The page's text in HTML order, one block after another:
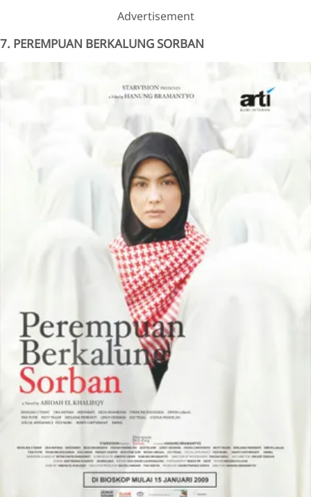
Advertisement
7. PEREMPUAN BERKALUNG SORBAN